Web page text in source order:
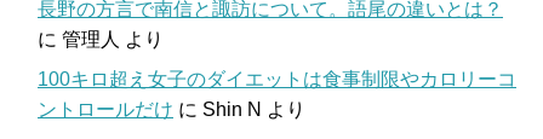
長野の方言で南信と諏訪について。語尾の違いとは？
に 管理人 より
100キロ超え女子のダイエットは食事制限やカロリーコ
ントロールだけ に Shin N より